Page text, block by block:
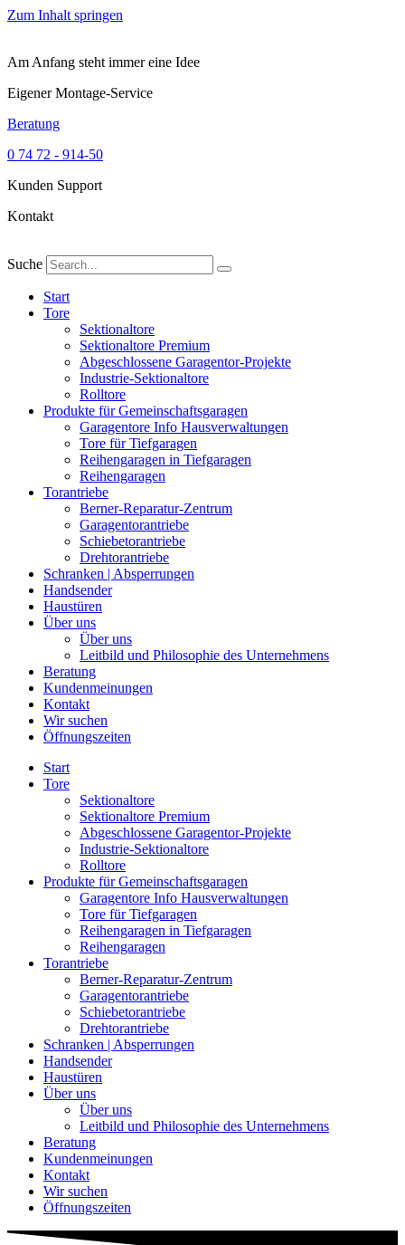
Zum Inhalt springen
Am Anfang steht immer eine Idee
Eigener Montage-Service
Beratung
0 74 72 - 914-50
Kunden Support
Kontakt
Suche
Start
Tore
Sektionaltore
Sektionaltore Premium
Abgeschlossene Garagentor-Projekte
Industrie-Sektionaltore
Rolltore
Produkte für Gemeinschaftsgaragen
Garagentore Info Hausverwaltungen
Tore für Tiefgaragen
Reihengaragen in Tiefgaragen
Reihengaragen
Torantriebe
Berner-Reparatur-Zentrum
Garagentorantriebe
Schiebetorantriebe
Drehtorantriebe
Schranken | Absperrungen
Handsender
Haustüren
Über uns
Über uns
Leitbild und Philosophie des Unternehmens
Beratung
Kundenmeinungen
Kontakt
Wir suchen
Öffnungszeiten
Start
Tore
Sektionaltore
Sektionaltore Premium
Abgeschlossene Garagentor-Projekte
Industrie-Sektionaltore
Rolltore
Produkte für Gemeinschaftsgaragen
Garagentore Info Hausverwaltungen
Tore für Tiefgaragen
Reihengaragen in Tiefgaragen
Reihengaragen
Torantriebe
Berner-Reparatur-Zentrum
Garagentorantriebe
Schiebetorantriebe
Drehtorantriebe
Schranken | Absperrungen
Handsender
Haustüren
Über uns
Über uns
Leitbild und Philosophie des Unternehmens
Beratung
Kundenmeinungen
Kontakt
Wir suchen
Öffnungszeiten